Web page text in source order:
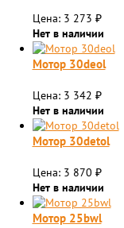
Цена: 3 273 ₽
Нет в наличии
Мотор 30deol
Цена: 3 342 ₽
Нет в наличии
Мотор 30detol
Цена: 3 870 ₽
Нет в наличии
Мотор 25bwl